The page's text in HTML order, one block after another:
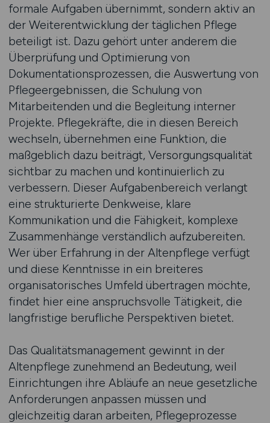
formale Aufgaben übernimmt, sondern aktiv an
der Weiterentwicklung der täglichen Pflege
beteiligt ist. Dazu gehört unter anderem die
Überprüfung und Optimierung von
Dokumentationsprozessen, die Auswertung von
Pflegeergebnissen, die Schulung von
Mitarbeitenden und die Begleitung interner
Projekte. Pflegekräfte, die in diesen Bereich
wechseln, übernehmen eine Funktion, die
maßgeblich dazu beiträgt, Versorgungsqualität
sichtbar zu machen und kontinuierlich zu
verbessern. Dieser Aufgabenbereich verlangt
eine strukturierte Denkweise, klare
Kommunikation und die Fähigkeit, komplexe
Zusammenhänge verständlich aufzubereiten.
Wer über Erfahrung in der Altenpflege verfügt
und diese Kenntnisse in ein breiteres
organisatorisches Umfeld übertragen möchte,
findet hier eine anspruchsvolle Tätigkeit, die
langfristige berufliche Perspektiven bietet.
Das Qualitätsmanagement gewinnt in der
Altenpflege zunehmend an Bedeutung, weil
Einrichtungen ihre Abläufe an neue gesetzliche
Anforderungen anpassen müssen und
gleichzeitig daran arbeiten, Pflegeprozesse